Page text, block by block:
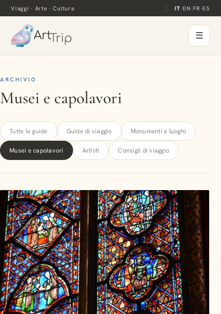
Viaggi · Arte · Cultura IT·EN·FR·ES
☰
ARCHIVIO
Musei e capolavori
Tutte le guide Guide di viaggio Monumenti e luoghi
Musei e capolavori Artisti Consigli di viaggio